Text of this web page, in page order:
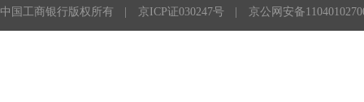
中国工商银行版权所有
京ICP证030247号 京公网安备